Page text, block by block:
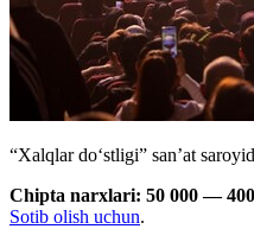
“Xalqlar doʻstligi” san’at
Chipta narxlari: 50 000 — 400
Sotib olish uchun.